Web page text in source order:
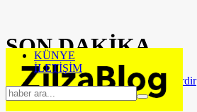
SON DAKİKA
16:37 -
Eşarp Bağlam Yöntemleri Nelerdir
16:24 -Fizik Tedavi Nedir
KÜNYE
İLETİŞİM